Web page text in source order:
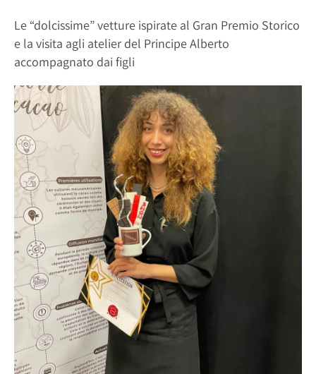
Le “dolcissime” vetture ispirate al Gran Premio Storico
e la visita agli atelier del Principe Alberto
accompagnato dai figli